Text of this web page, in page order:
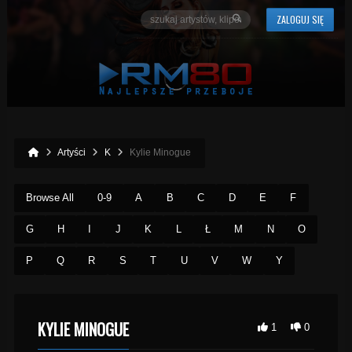
ZALOGUJ SIĘ
Artyści K Kylie Minogue
Browse All 0-9 A B C D E F
G H J K L Ł M N O
P Q R S T U V W Y
1 0
KYLIE MINOGUE